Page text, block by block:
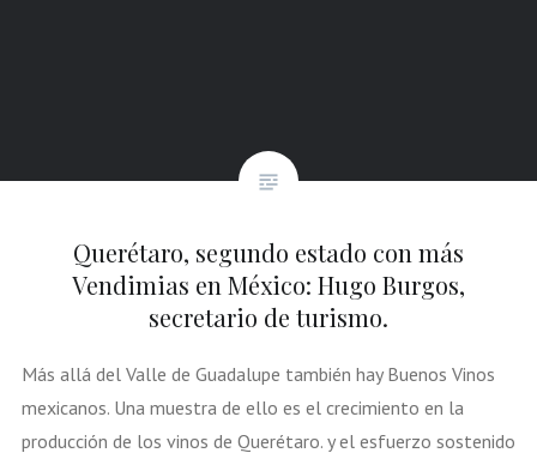
Querétaro, segundo estado con más
Vendimias en México: Hugo Burgos,
secretario de turismo.
Más allá del Valle de Guadalupe también hay Buenos Vinos
mexicanos. Una muestra de ello es el crecimiento en la
producción de los vinos de Querétaro. y el esfuerzo sostenido